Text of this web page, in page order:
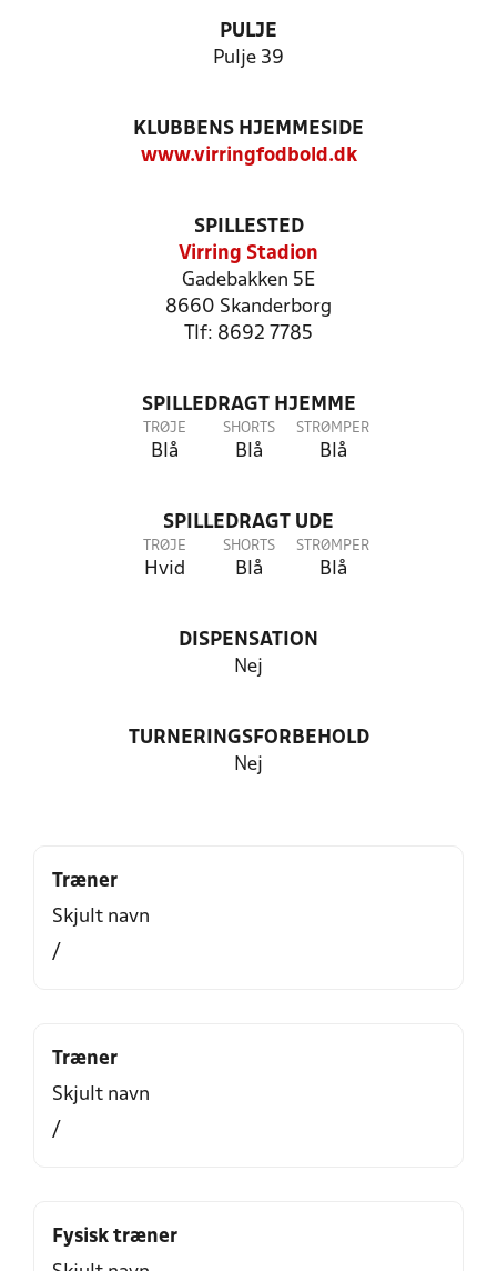
PULJE
Pulje 39
KLUBBENS HJEMMESIDE
www.virringfodbold.dk
SPILLESTED
Virring Stadion
Gadebakken 5E
8660 Skanderborg
Tlf: 8692 7785
SPILLEDRAGT HJEMME
TRØJE
Blå
SHORTS
Blå
STRØMPER
Blå
SPILLEDRAGT UDE
TRØJE
Hvid
SHORTS
Blå
STRØMPER
Blå
DISPENSATION
Nej
TURNERINGSFORBEHOLD
Nej
Træner
Skjult navn
/
Træner
Skjult navn
/
Fysisk træner